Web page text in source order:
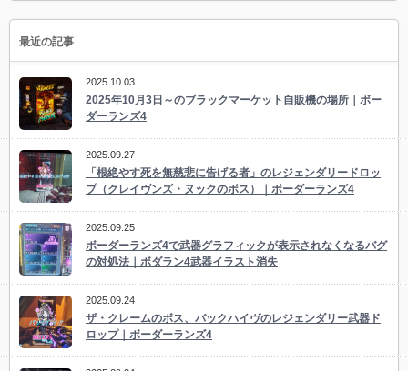
最近の記事
2025.10.03
2025年10月3日～のブラックマーケット自販機の場所｜ボー
ダーランズ4
2025.09.27
「根絶やす死を無慈悲に告げる者」のレジェンダリードロッ
プ（クレイヴンズ・ヌックのボス）｜ボーダーランズ4
2025.09.25
ボーダーランズ4で武器グラフィックが表示されなくなるバグ
の対処法｜ボダラン4武器イラスト消失
2025.09.24
ザ・クレームのボス、バックハイヴのレジェンダリー武器ド
ロップ｜ボーダーランズ4